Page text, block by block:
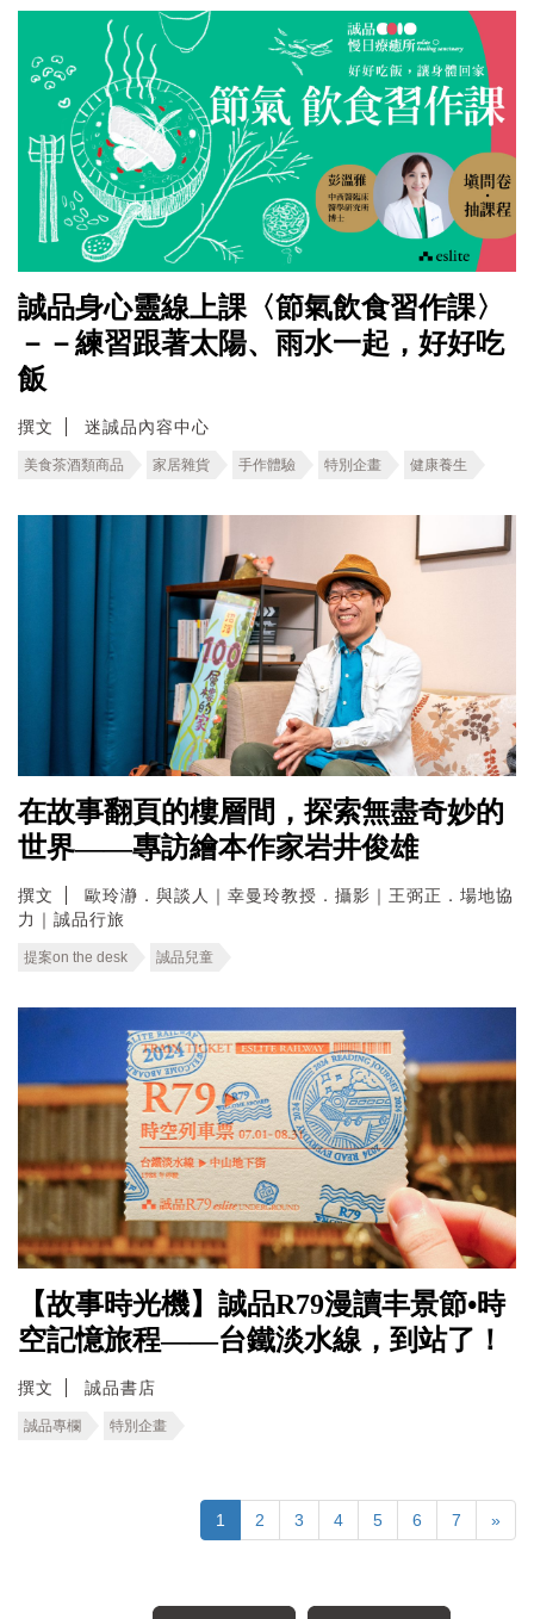
誠品身心靈線上課〈節氣飲食習作課〉
－－練習跟著太陽、雨水一起，好好吃
飯
撰文 迷誠品內容中心
美食茶酒類商品 家居雜貨 手作體驗 特別企畫 健康養生
在故事翻頁的樓層間，探索無盡奇妙的
世界——專訪繪本作家岩井俊雄
撰文
歐玲瀞．與談人｜幸曼玲教授．攝影｜王弼正．場地協
力｜誠品行旅
提案on the desk 誠品兒童
【故事時光機】誠品R79漫讀丰景節•時
空記憶旅程――台鐵淡水線，到站了！
撰文 誠品書店
誠品專欄 特別企畫
1 2 3 4 5 6 7 »